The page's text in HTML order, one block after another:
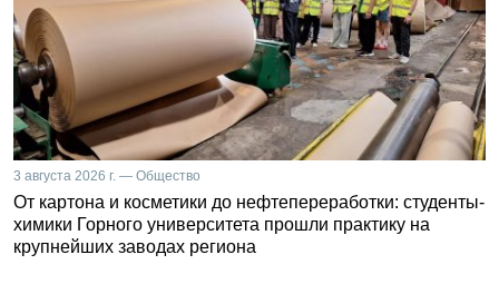
3 августа 2026 г. — Общество
От картона и косметики до нефтепереработки: студенты-
химики Горного университета прошли практику на
крупнейших заводах региона